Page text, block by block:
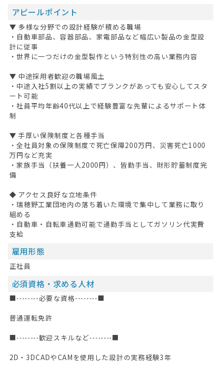
アピールポイント
▼ 多様な分野での設計経験が積める職場
・自動車部品、容器部品、家電部品など幅広い製品の金型設
計に従事
・世界に一つだけの金型製作という特別性の高い業務内容
▼ 中途採用者歓迎の職場風土
・中途入社5割以上の実績でブランクがあっても安心してスタ
ート可能
・社員平均年齢40代以上で経験豊富な先輩によるサポート体
制
▼ 手厚い保険制度と各種手当
・全社員対象の保険制度で死亡保障200万円、災害死亡1000
万円など充実
・家族手当（扶養一人2000円）、皆勤手当、財形貯蓄制度完
備
◆ アクセス良好な立地条件
・瑞穂野工業団地内の落ち着いた環境で集中して業務に取り
組める
・自動車・自転車通勤可能で通勤手当としてガソリン代実費
支給
雇用形態
正社員
必須資格・求める人材
■--------必要な資格--------■
普通運転免許
■--------歓迎スキルなど--------■
2D・3DCADやCAMを使用した設計の実務経験3年